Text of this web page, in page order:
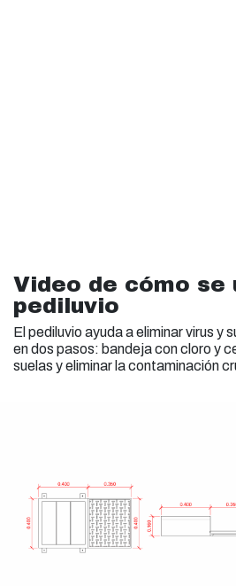
Video de cómo se
pediluvio
El pediluvio ayuda a eliminar virus y
en dos pasos: bandeja con cloro y
suelas y eliminar la contaminación